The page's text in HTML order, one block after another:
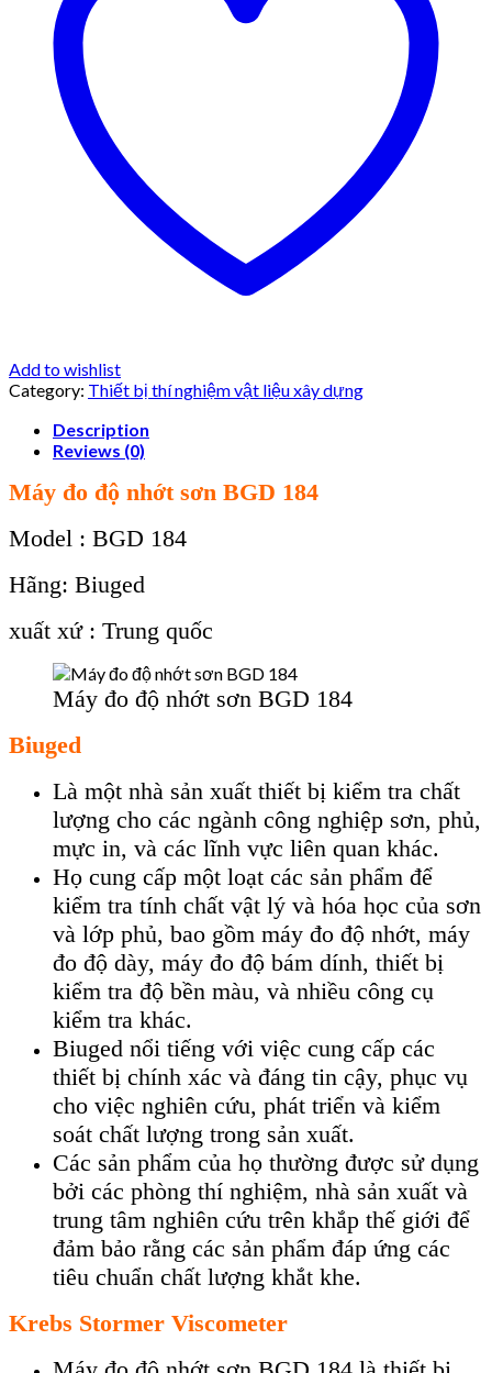
Add to wishlist
Category: Thiết bị thí nghiệm vật liệu xây dựng
Description
Reviews (0)
Máy đo độ nhớt sơn BGD 184
Model : BGD 184
Hãng: Biuged
xuất xứ : Trung quốc
Máy đo độ nhớt sơn BGD 184
Biuged
Là một nhà sản xuất thiết bị kiểm tra chất
lượng cho các ngành công nghiệp sơn, phủ,
mực in, và các lĩnh vực liên quan khác.
Họ cung cấp một loạt các sản phẩm để
kiểm tra tính chất vật lý và hóa học của sơn
và lớp phủ, bao gồm máy đo độ nhớt, máy
đo độ dày, máy đo độ bám dính, thiết bị
kiểm tra độ bền màu, và nhiều công cụ
kiểm tra khác.
Biuged nổi tiếng với việc cung cấp các
thiết bị chính xác và đáng tin cậy, phục vụ
cho việc nghiên cứu, phát triển và kiểm
soát chất lượng trong sản xuất.
Các sản phẩm của họ thường được sử dụng
bởi các phòng thí nghiệm, nhà sản xuất và
trung tâm nghiên cứu trên khắp thế giới để
đảm bảo rằng các sản phẩm đáp ứng các
tiêu chuẩn chất lượng khắt khe.
Krebs Stormer Viscometer